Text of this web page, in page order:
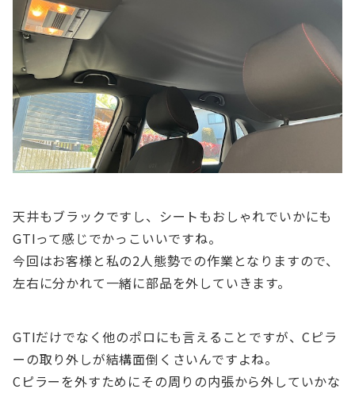
天井もブラックですし、シートもおしゃれでいかにも
GTIって感じでかっこいいですね。
今回はお客様と私の2人態勢での作業となりますので、
左右に分かれて一緒に部品を外していきます。
GTIだけでなく他のポロにも言えることですが、Cピラ
ーの取り外しが結構面倒くさいんですよね。
Cピラーを外すためにその周りの内張から外していかな